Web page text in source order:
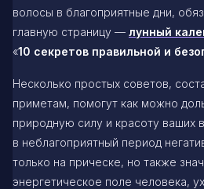
волосы в благоприятные дни,
главную страницу — лунный
«10 секретов правильной и
Несколько простых советов,
приметам, помогут как можно
природную силу и красоту ваших
в неблагоприятный период
только на прическе, но также
энергетическое поле человека,